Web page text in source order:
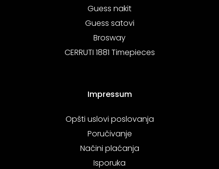
Guess nakit
Guess satovi
Brosway
CERRUTI 1881 Timepieces
Impressum
Opšti uslovi poslovanja
Poručivanje
Načini plaćanja
Isporuka